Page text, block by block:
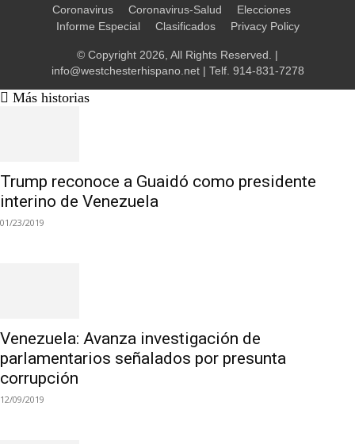
Coronavirus
Coronavirus-Salud
Elecciones
Informe Especial
Clasificados Privacy Policy
© Copyright 2026, All Rights Reserved. |
info@westchesterhispano.net| Telf. 914-831-7278
Más historias
Trump reconoce a Guaidó como presidente
interino de Venezuela
01/23/2019
Venezuela: Avanza investigación de
parlamentarios señalados por presunta
corrupción
12/09/2019